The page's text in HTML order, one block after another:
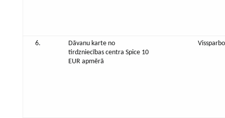
6.
Dāvanu karte no
tirdzniecības centra Spice 10
EUR apmērā